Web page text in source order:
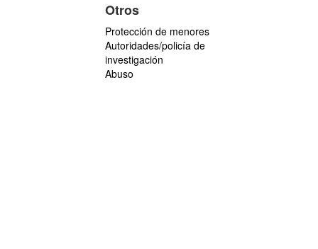
Otros
Protección de menores
Autoridades/policía de
investigación
Abuso